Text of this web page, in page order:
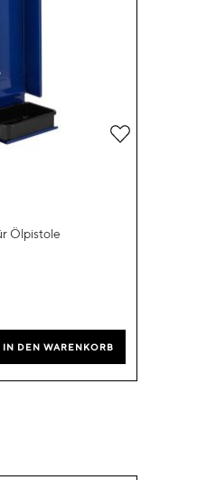
Ölpistole
IN DEN WARENKORB
Zur